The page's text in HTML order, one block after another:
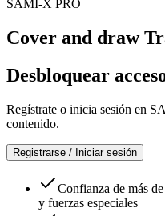
SAMI-X PRO
Cover and draw
Desbloquear
Regístrate o inicia sesión en
contenido.
Registrarse / Iniciar sesión
Confianza de más
y fuerzas especiales